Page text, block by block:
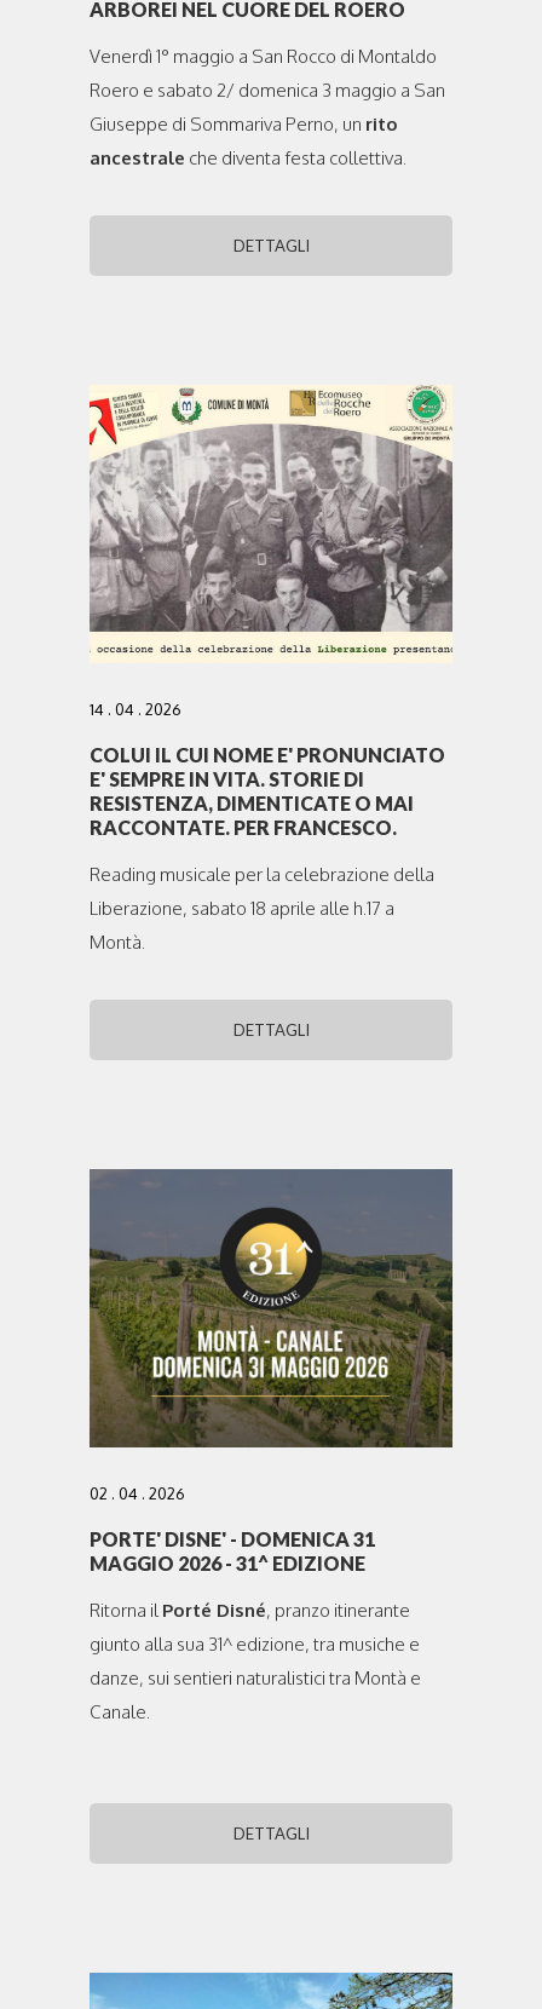
ARBOREI NEL CUORE DEL ROERO
Venerdì 1° maggio a San Rocco di Montaldo
Roero e sabato 2/ domenica 3 maggio a San
Giuseppe di Sommariva Perno, un rito
ancestrale che diventa festa collettiva.
DETTAGLI
14 . 04 . 2026
COLUI IL CUI NOME E' PRONUNCIATO
E' SEMPRE IN VITA. STORIE DI
RESISTENZA, DIMENTICATE O MAI
RACCONTATE. PER FRANCESCO.
Reading musicale per la celebrazione della
Liberazione, sabato 18 aprile alle h.17 a
Montà.
DETTAGLI
02 . 04 . 2026
PORTE' DISNE' - DOMENICA 31
MAGGIO 2026 - 31^ EDIZIONE
Ritorna ilPorté Disné, pranzo itinerante
giunto alla sua 31^ edizione, tra musiche e
danze, sui sentieri naturalistici tra Montà e
Canale.
DETTAGLI